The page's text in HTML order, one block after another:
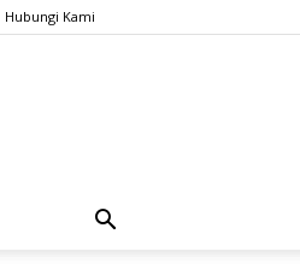
Hubungi Kami